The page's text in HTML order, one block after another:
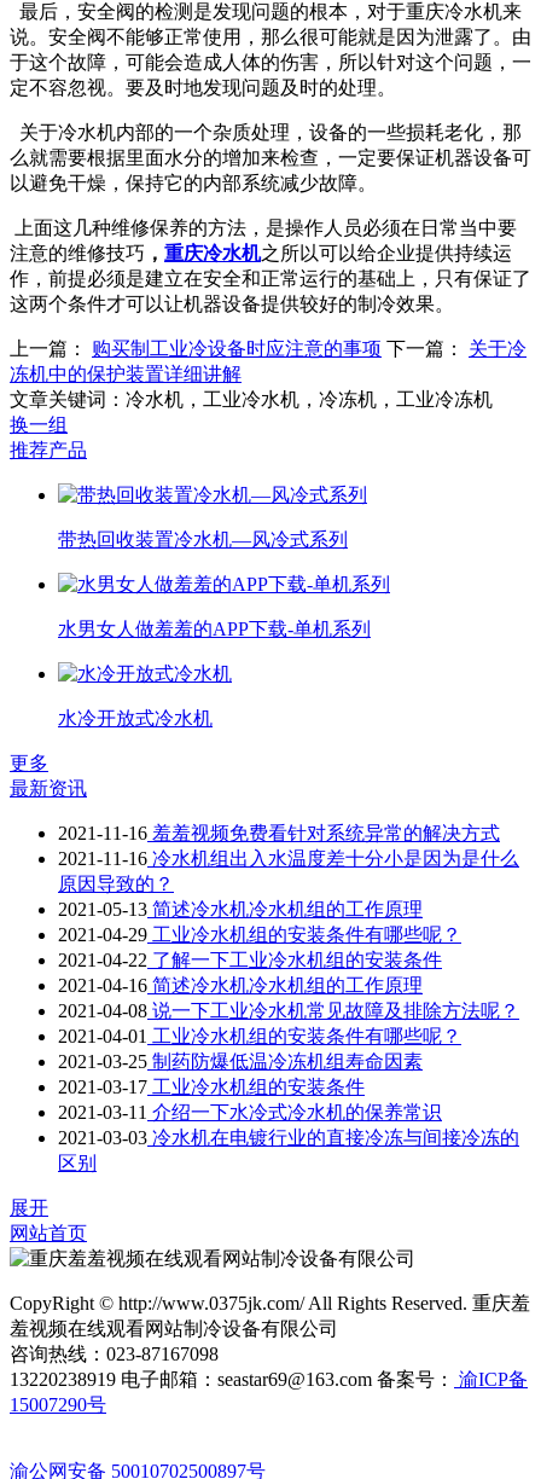
最后，安全阀的检测是发现问题的根本，对于重庆冷水机来
说。安全阀不能够正常使用，那么很可能就是因为泄露了。由
于这个故障，可能会造成人体的伤害，所以针对这个问题，一
定不容忽视。要及时地发现问题及时的处理。
关于冷水机内部的一个杂质处理，设备的一些损耗老化，那
么就需要根据里面水分的增加来检查，一定要保证机器设备可
以避免干燥，保持它的内部系统减少故障。
上面这几种维修保养的方法，是操作人员必须在日常当中要
注意的维修技巧 ， 重庆冷水机之所以可以给企业提供持续运
作，前提必须是建立在安全和正常运行的基础上，只有保证了
这两个条件才可以让机器设备提供较好的制冷效果。
上一篇： 购买制工业冷设备时应注意的事项 下一篇： 关于冷
冻机中的保护装置详细讲解
文章关键词：冷水机，工业冷水机，冷冻机，工业冷冻机
换一组
推荐产品
带热回收装置冷水机—风冷式系列
水男女人做羞羞的APP下载-单机系列
水冷开放式冷水机
更多
最新资讯
2021-11-16 羞羞视频免费看针对系统异常的解决方式
2021-11-16 冷水机组出入水温度差十分小是因为是什么
原因导致的？
2021-05-13 简述冷水机冷水机组的工作原理
2021-04-29 工业冷水机组的安装条件有哪些呢？
2021-04-22 了解一下工业冷水机组的安装条件
2021-04-16 简述冷水机冷水机组的工作原理
2021-04-08 说一下工业冷水机常见故障及排除方法呢？
2021-04-01 工业冷水机组的安装条件有哪些呢？
2021-03-25 制药防爆低温冷冻机组寿命因素
2021-03-17 工业冷水机组的安装条件
2021-03-11 介绍一下水冷式冷水机的保养常识
2021-03-03 冷水机在电镀行业的直接冷冻与间接冷冻的
区别
展开
网站首页
CopyRight © http://www.0375jk.com/ All Rights Reserved. 重庆羞
羞视频在线观看网站制冷设备有限公司
咨询热线：023-87167098
13220238919 电子邮箱：seastar69@163.com 备案号：
渝ICP备
15007290号
渝公网安备 50010702500897号